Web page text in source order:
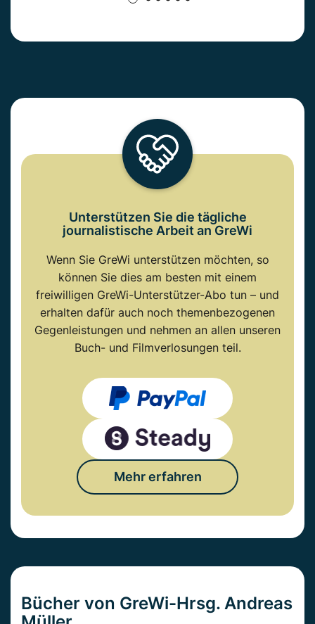
Unterstützen Sie die tägliche
journalistische Arbeit an GreWi
Wenn Sie GreWi unterstützen möchten, so
können Sie dies am besten mit einem
freiwilligen GreWi-Unterstützer-Abo tun – und
erhalten dafür auch noch themenbezogenen
Gegenleistungen und nehmen an allen unseren
Buch- und Filmverlosungen teil.
Mehr erfahren
Bücher von GreWi-Hrsg. Andreas